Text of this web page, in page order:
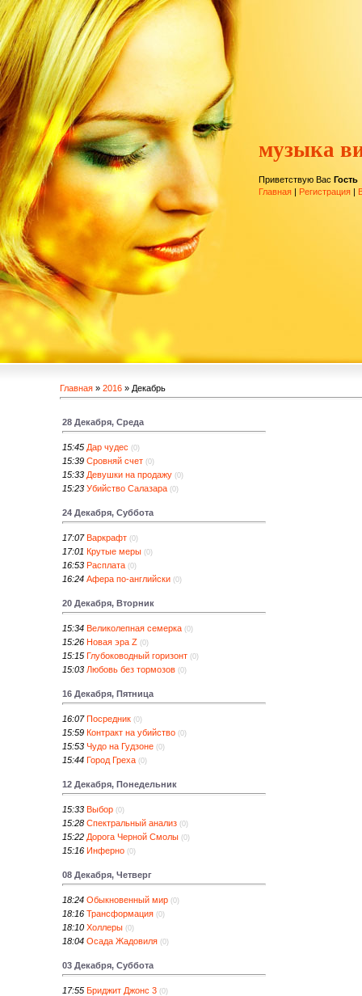
музыка
Приветствую Вас Гость
Главная | Регистрация |
Главная » 2016 » Декабрь
28 Декабря, Среда
15:45 Дар чудес (0)
15:39 Сровняй счет (0)
15:33 Девушки на продажу (0)
15:23 Убийство Салазара (0)
24 Декабря, Суббота
17:07 Варкрафт (0)
17:01 Крутые меры (0)
16:53 Расплата (0)
16:24 Афера по-английски (0)
20 Декабря, Вторник
15:34 Великолепная семерка (0)
15:26 Новая эра Z (0)
15:15 Глубоководный горизонт (0)
15:03 Любовь без тормозов (0)
16 Декабря, Пятница
16:07 Посредник (0)
15:59 Контракт на убийство (0)
15:53 Чудо на Гудзоне (0)
15:44 Город Греха (0)
12 Декабря, Понедельник
15:33 Выбор (0)
15:28 Спектральный анализ (0)
15:22 Дорога Черной Смолы (0)
15:16 Инферно (0)
08 Декабря, Четверг
18:24 Обыкновенный мир (0)
18:16 Трансформация (0)
18:10 Холлеры (0)
18:04 Осада Жадовиля (0)
03 Декабря, Суббота
17:55 Бриджит Джонс 3 (0)